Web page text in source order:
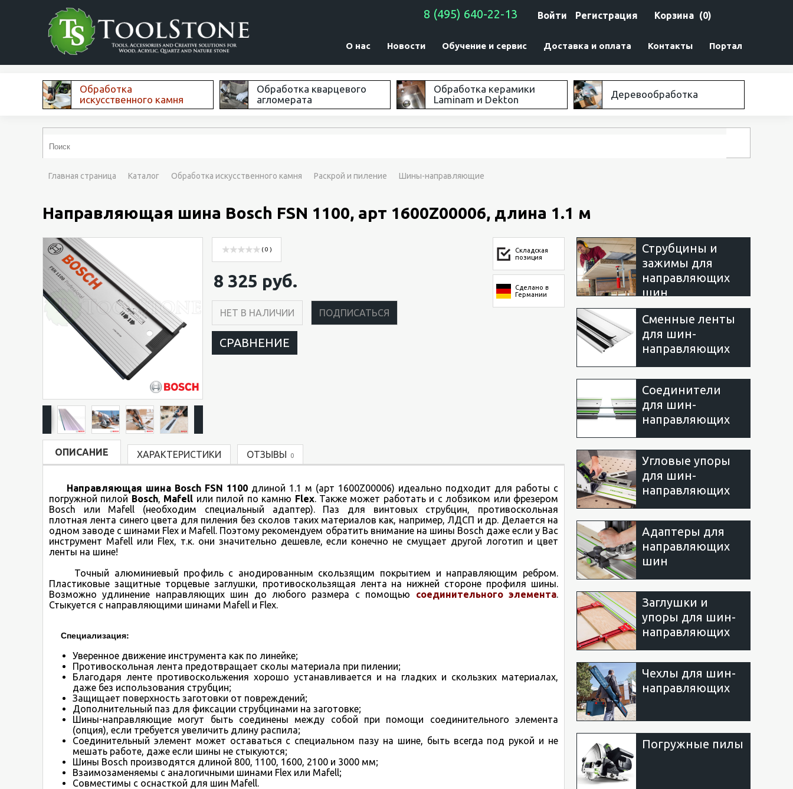
Войти Регистрация Корзина (0)
8 (495) 640-22-13
Портал
Контакты
Доставка и оплата
Обучение и сервис
Новости
О нас
Обработка
искусственного камня
Обработка кварцевого
агломерата
Обработка керамики
Laminam и Dekton
Деревообработка
Главная страница Каталог Обработка искусственного камня Раскрой и пиление Шины-направляющие
Направляющая шина Bosch FSN 1100, арт 1600Z00006, длина 1.1 м
( 0 )
8 325 руб.
НЕТ В НАЛИЧИИ ПОДПИСАТЬСЯ
СРАВНЕНИЕ
Складская
позиция
Сделано в
Германии
ОПИСАНИЕ ХАРАКТЕРИСТИКИ ОТЗЫВЫ 0
Направляющая шина Bosch FSN 1100 длиной 1.1 м (арт 1600Z00006) идеально подходит для работы с
погружной пилой Bosch, Mafell или пилой по камню Flex. Также может работать и с лобзиком или фрезером
Bosch или Mafell (необходим специальный адаптер). Паз для винтовых струбцин, противоскольная
плотная лента синего цвета для пиления без сколов таких материалов как, например, ЛДСП и др. Делается на
одном заводе с шинами Flex и Mafell. Поэтому рекомендуем обратить внимание на шины Bosch даже если у Вас
инструмент Mafell или Flex, т.к. они значительно дешевле, если конечно не смущает другой логотип и цвет
ленты на шине!
Точный алюминиевый профиль с анодированным скользящим покрытием и направляющим ребром.
Пластиковые защитные торцевые заглушки, противоскользящая лента на нижней стороне профиля шины.
Возможно удлинение направляющих шин до любого размера с помощью соединительного элемента.
Стыкуется с направляющими шинами Mafell и Flex.
Специализация:
Уверенное движение инструмента как по линейке;
Противоскольная лента предотвращает сколы материала при пилении;
Благодаря ленте противоскольжения хорошо устанавливается и на гладких и скользких материалах,
даже без использования струбцин;
Защищает поверхность заготовки от повреждений;
Дополнительный паз для фиксации струбцинами на заготовке;
Шины-направляющие могут быть соединены между собой при помощи соединительного элемента
(опция), если требуется увеличить длину распила;
Соединительный элемент может оставаться с специальном пазу на шине, быть всегда под рукой и не
мешать работе, даже если шины не стыкуются;
Шины Bosch производятся длиной 800, 1100, 1600, 2100 и 3000 мм;
Взаимозаменяемы с аналогичными шинами Flex или Mafell;
Совместимы с оснасткой для шин Mafell.
Струбцины и
зажимы для
направляющих
шин
Сменные ленты
для шин-
направляющих
Соединители
для шин-
направляющих
Угловые упоры
для шин-
направляющих
Адаптеры для
направляющих
шин
Заглушки и
упоры для шин-
направляющих
Чехлы для шин-
направляющих
Погружные пилы